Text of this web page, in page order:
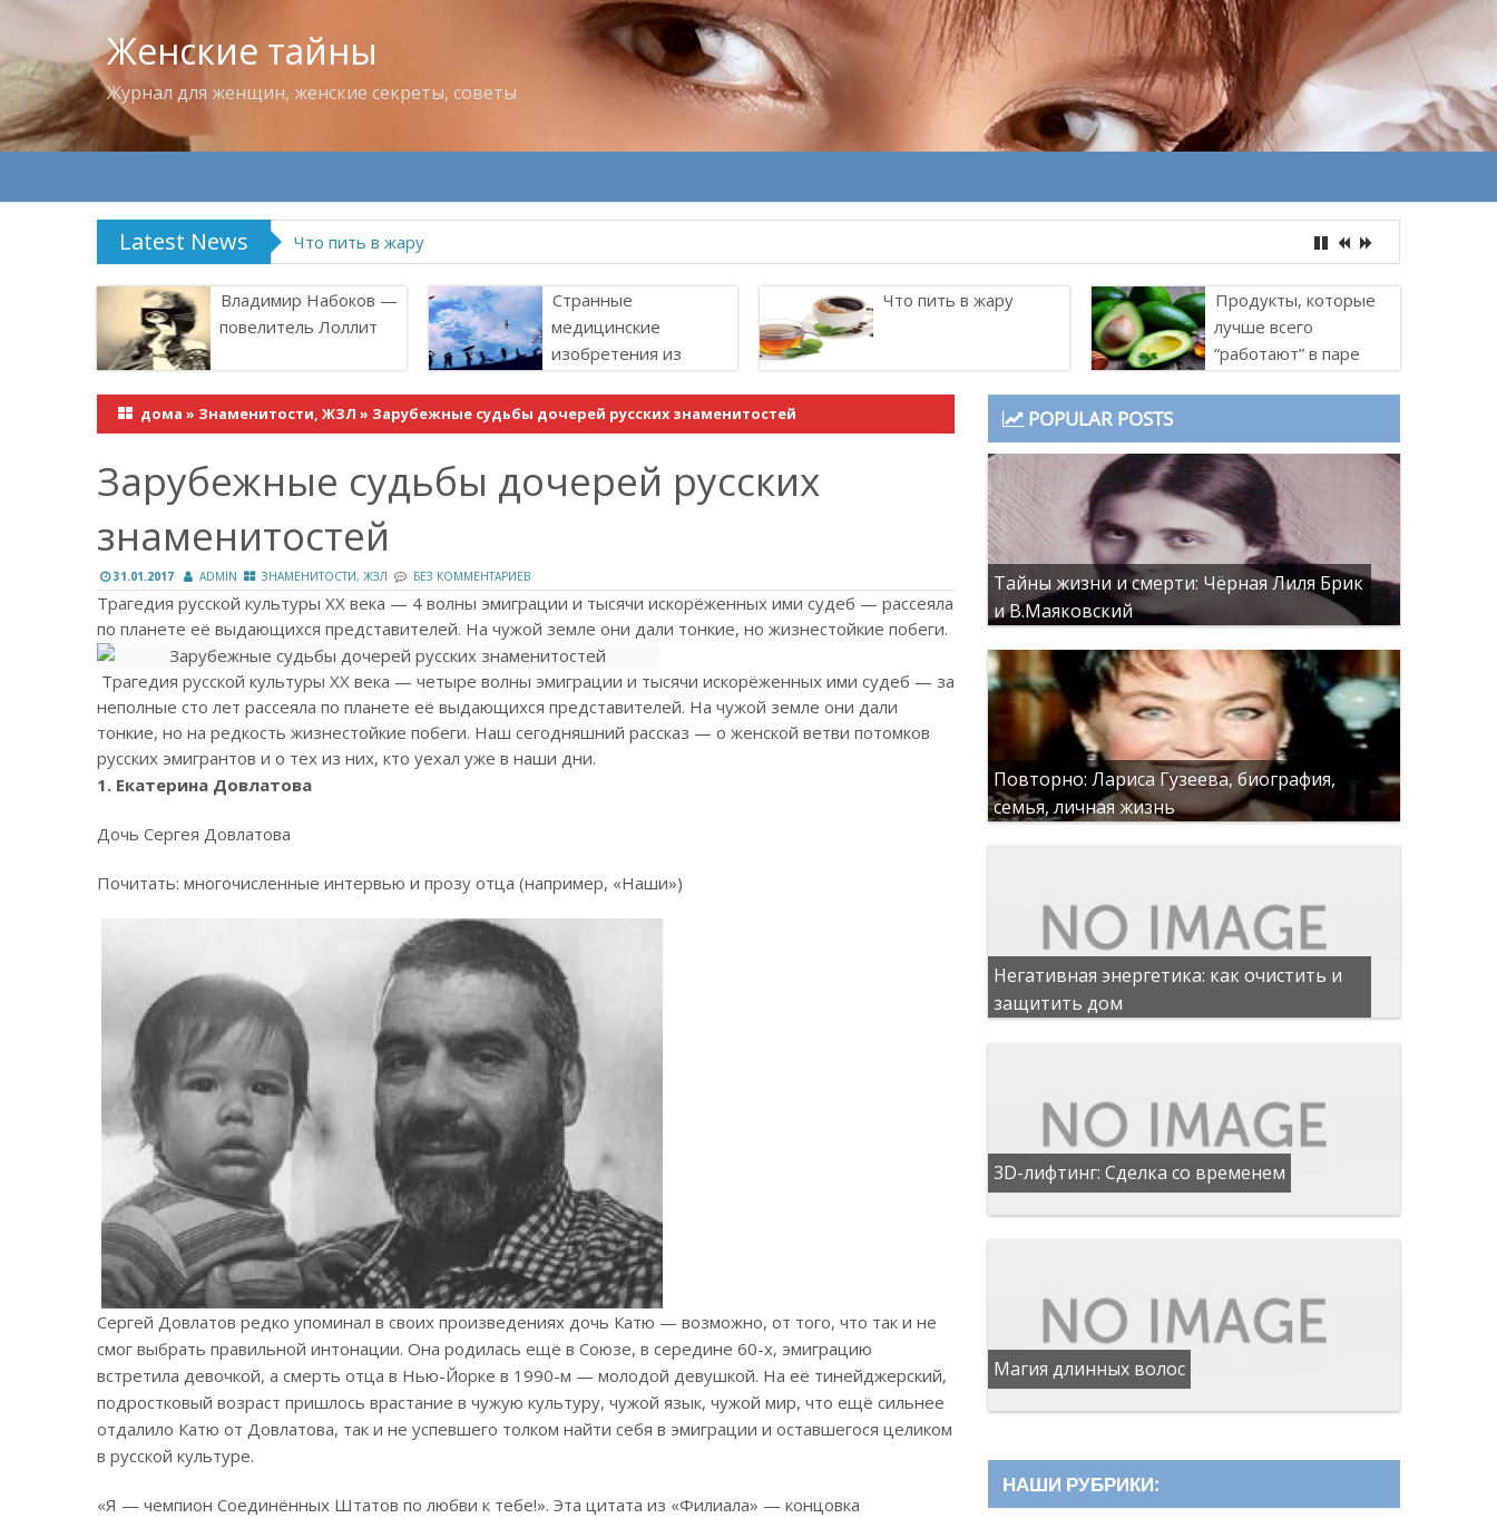
Женские тайны
Журнал для женщин, женские секреты, советы
Latest News Продукты, которые лучше всего “работают” в паре
Владимир Набоков —
повелитель Лоллит
Странные
медицинские
изобретения из
Что пить в жару
Продукты, которые
лучше всего
“работают” в паре
дома » Знаменитости, ЖЗЛ » Зарубежные судьбы дочерей русских знаменитостей
Зарубежные судьбы дочерей русских
знаменитостей
31.01.2017 ADMIN ЗНАМЕНИТОСТИ, ЖЗЛ БЕЗ КОММЕНТАРИЕВ
Трагедия русской культуры XX века — 4 волны эмиграции и тысячи искорёженных ими судеб — рассеяла
по планете её выдающихся представителей. На чужой земле они дали тонкие, но жизнестойкие побеги.
Трагедия русской культуры XX века — четыре волны эмиграции и тысячи искорёженных ими судеб — за
неполные сто лет рассеяла по планете её выдающихся представителей. На чужой земле они дали
тонкие, но на редкость жизнестойкие побеги. Наш сегодняшний рассказ — о женской ветви потомков
русских эмигрантов и о тех из них, кто уехал уже в наши дни.
1. Екатерина Довлатова
Дочь Сергея Довлатова
Почитать: многочисленные интервью и прозу отца (например, «Наши»)
Сергей Довлатов редко упоминал в своих произведениях дочь Катю — возможно, от того, что так и не
смог выбрать правильной интонации. Она родилась ещё в Союзе, в середине 60-х, эмиграцию
встретила девочкой, а смерть отца в Нью-Йорке в 1990-м — молодой девушкой. На её тинейджерский,
подростковый возраст пришлось врастание в чужую культуру, чужой язык, чужой мир, что ещё сильнее
отдалило Катю от Довлатова, так и не успевшего толком найти себя в эмиграции и оставшегося целиком
в русской культуре.
«Я — чемпион Соединённых Штатов по любви к тебе!». Эта цитата из «Филиала» — концовка
POPULAR POSTS
Тайны жизни и смерти: Чёрная Лиля Брик
и В.Маяковский
Повторно: Лариса Гузеева, биография,
семья, личная жизнь
Негативная энергетика: как очистить и
защитить дом
3D-лифтинг: Сделка со временем
Магия длинных волос
НАШИ РУБРИКИ: